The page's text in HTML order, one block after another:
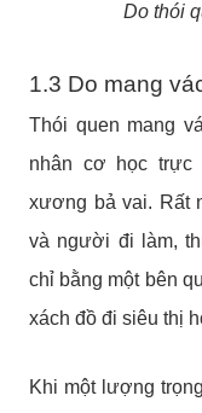
Do thói
1.3 Do mang
Thói quen mang
nhân cơ học trực
xương bả vai. Rất
và người đi làm,
chỉ bằng một bên
xách đồ đi siêu thị
Khi một lượng